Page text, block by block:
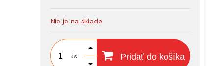
Nie je na sklade
ks Pridať do košíka